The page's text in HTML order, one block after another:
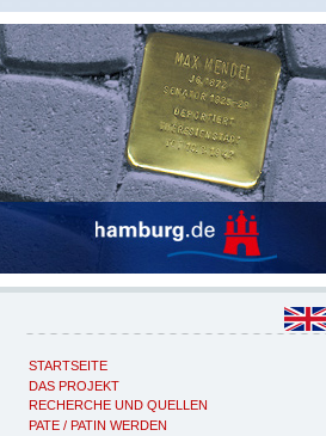
STARTSEITE
DAS PROJEKT
RECHERCHE UND QUELLEN
PATE / PATIN WERDEN